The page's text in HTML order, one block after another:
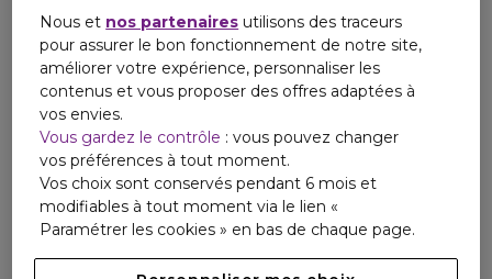
Nous et nos partenaires utilisons des traceurs
pour assurer le bon fonctionnement de notre site,
améliorer votre expérience, personnaliser les
contenus et vous proposer des offres adaptées à
vos envies.
Vous gardez le contrôle : vous pouvez changer
vos préférences à tout moment.
Vos choix sont conservés pendant 6 mois et
modifiables à tout moment via le lien «
Paramétrer les cookies » en bas de chaque page.